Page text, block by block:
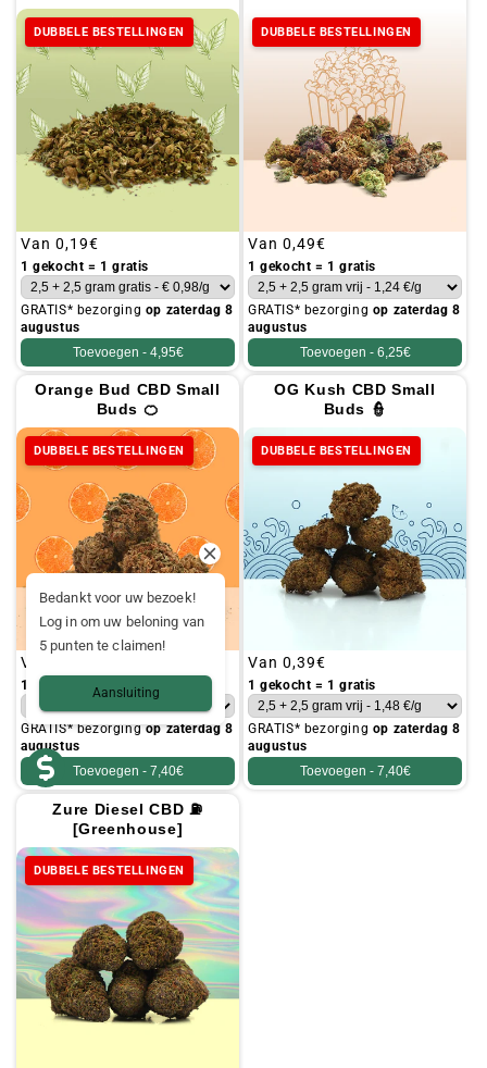
DUBBELE BESTELLINGEN
Gebruikelijke
prijs
Van 0,19€
1 gekocht = 1 gratis
GRATIS* bezorging op zaterdag 8
augustus
Toevoegen - 4,95€
DUBBELE BESTELLINGEN
Gebruikelijke
prijs
Van 0,49€
1 gekocht = 1 gratis
GRATIS* bezorging op zaterdag 8
augustus
Toevoegen - 6,25€
Orange Bud CBD Small
Buds 🍊
DUBBELE BESTELLINGEN
Gebruikelijke
prijs
Van
1 gekocht = 1 gratis
GRATIS* bezorgingop zaterdag 8
augustus
Toevoegen - 7,40€
OG Kush CBD Small
Buds 👮
DUBBELE BESTELLINGEN
Gebruikelijke
prijs
Van 0,39€
1 gekocht = 1 gratis
GRATIS* bezorging op zaterdag 8
augustus
Toevoegen - 7,40€
Zure Diesel CBD ⛽
[Greenhouse]
DUBBELE BESTELLINGEN
Bedankt voor uw bezoek!
Log in om uw beloning van
5 punten te claimen!
Aansluiting